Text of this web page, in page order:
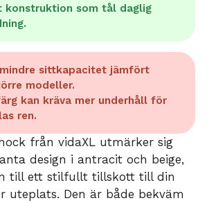
konstruktion som tål daglig
sittkapacitet jämfört
modeller.
kan kräva mer underhåll för
ren.
från vidaXL utmärker sig
design i antracit och beige,
till ett stilfullt tillskott till din
uteplats. Den är både bekväm